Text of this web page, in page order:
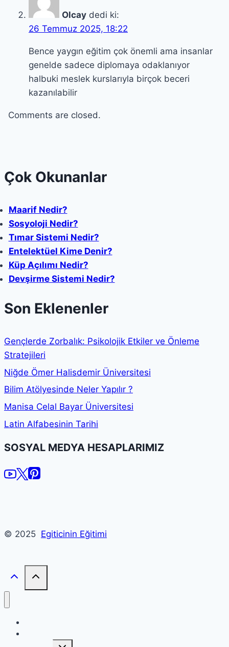
Olcay dedi ki:
26 Temmuz 2025, 18:22
Bence yaygın eğitim çok önemli ama insanlar
genelde sadece diplomaya odaklanıyor
halbuki meslek kurslarıyla birçok beceri
kazanılabilir
Comments are closed.
Çok Okunanlar
Maarif Nedir?
Sosyoloji Nedir?
Tımar Sistemi Nedir?
Entelektüel Kime Denir?
Küp Açılımı Nedir?
Devşirme Sistemi Nedir?
Son Eklenenler
Gençlerde Zorbalık: Psikolojik Etkiler ve Önleme
Stratejileri
Niğde Ömer Halisdemir Üniversitesi
Bilim Atölyesinde Neler Yapılır ?
Manisa Celal Bayar Üniversitesi
Latin Alfabesinin Tarihi
SOSYAL MEDYA HESAPLARIMIZ
© 2025 Egiticinin Eğitimi
Toggle